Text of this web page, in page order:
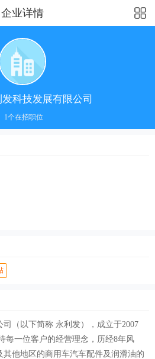
企业详情
科技发展有限公司
1个在招职位
（以下简称 永利发），成立于2007
每一位客户的经营理念，历经8年风
他地区的商用车汽车配件及润滑油的